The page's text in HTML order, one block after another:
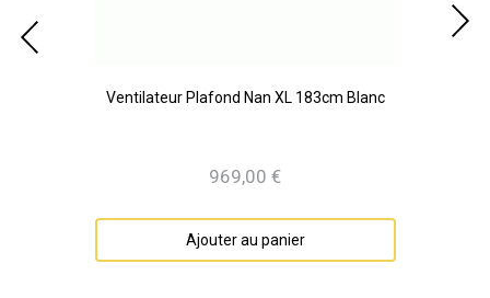
Ventilateur Plafond Nan XL 183cm Blanc
Prix
969,00 €
Ajouter au panier